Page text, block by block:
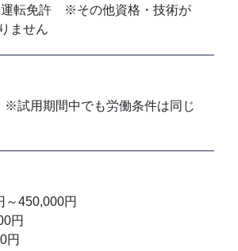
運転免許 ※その他資格・技術が
ません
試用期間中でも労働条件は同じ
450,000円
円
円